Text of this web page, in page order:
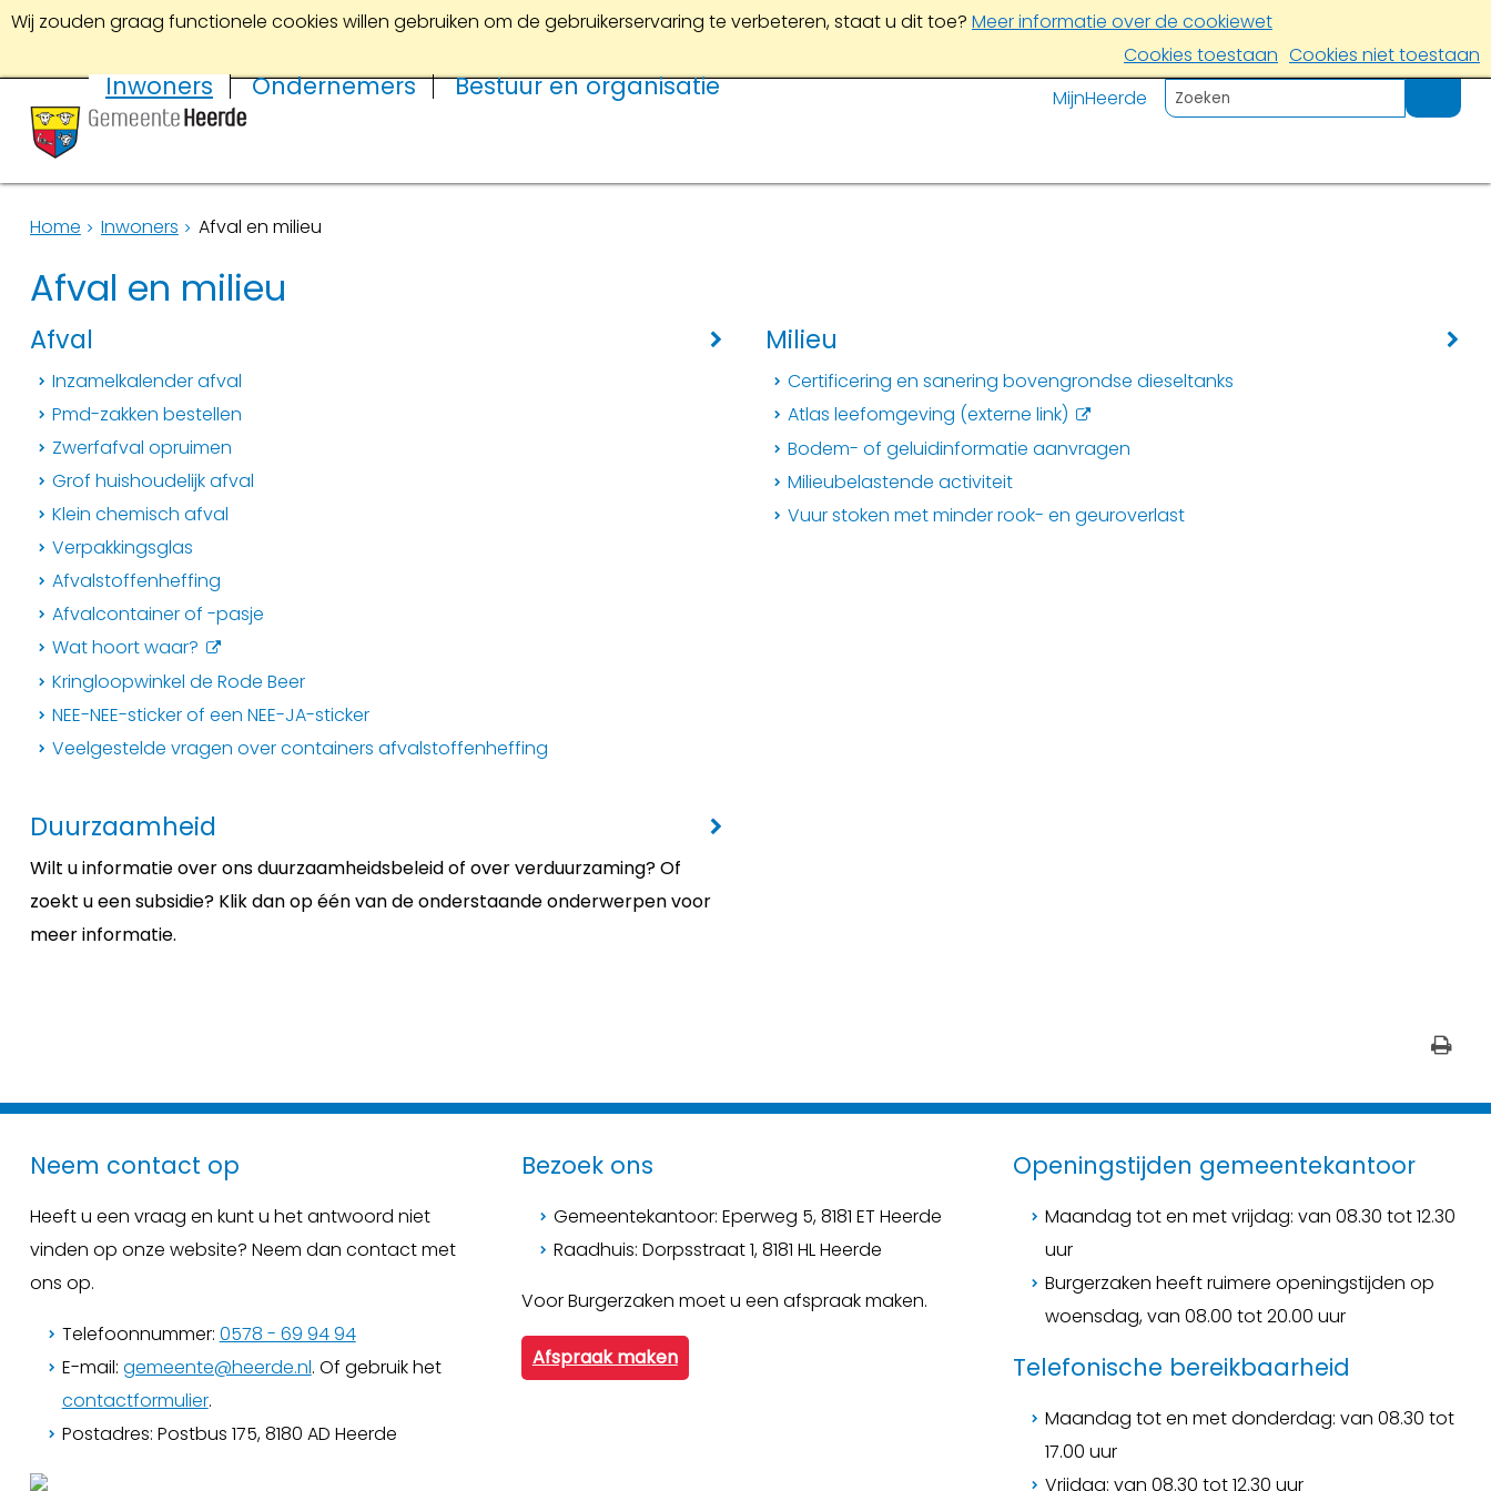
Wij zouden graag functionele cookies willen gebruiken om de gebruikerservaring te verbeteren, staat u dit toe? Meer informatie over de cookiewet
Cookies toestaan Cookies niet toestaan
MijnHeerde
Inwoners Ondernemers Bestuur en organisatie
Home Inwoners Afval en milieu
Afval en milieu
Afval
Inzamelkalender afval
Pmd-zakken bestellen
Zwerfafval opruimen
Grof huishoudelijk afval
Klein chemisch afval
Verpakkingsglas
Afvalstoffenheffing
Afvalcontainer of -pasje
Wat hoort waar?
Kringloopwinkel de Rode Beer
NEE-NEE-sticker of een NEE-JA-sticker
Veelgestelde vragen over containers afvalstoffenheffing
Milieu
Certificering en sanering bovengrondse dieseltanks
Atlas leefomgeving (externe link)
Bodem- of geluidinformatie aanvragen
Milieubelastende activiteit
Vuur stoken met minder rook- en geuroverlast
Duurzaamheid
Wilt u informatie over ons duurzaamheidsbeleid of over verduurzaming? Of
zoekt u een subsidie? Klik dan op één van de onderstaande onderwerpen voor
meer informatie.
Neem contact op
Heeft u een vraag en kunt u het antwoord niet
vinden op onze website? Neem dan contact met
ons op.
Telefoonnummer: 0578 - 69 94 94
E-mail: gemeente@heerde.nl. Of gebruik het
contactformulier.
Postadres: Postbus 175, 8180 AD Heerde
Bezoek ons
Gemeentekantoor: Eperweg 5, 8181 ET Heerde
Raadhuis: Dorpsstraat 1, 8181 HL Heerde
Voor Burgerzaken moet u een afspraak maken.
Afspraak maken
Openingstijden gemeentekantoor
Maandag tot en met vrijdag: van 08.30 tot 12.30
uur
Burgerzaken heeft ruimere openingstijden op
woensdag, van 08.00 tot 20.00 uur
Telefonische bereikbaarheid
Maandag tot en met donderdag: van 08.30 tot
17.00 uur
Vrijdag: van 08.30 tot 12.30 uur